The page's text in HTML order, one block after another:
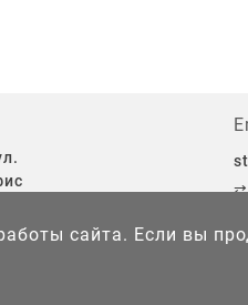
⇄
сайта. Если вы